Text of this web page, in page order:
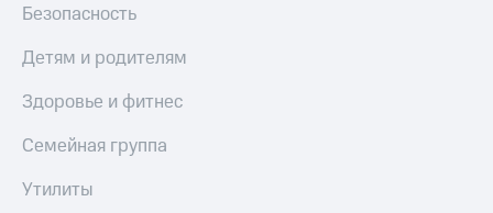
Безопасность
Детям и родителям
Здоровье и фитнес
Семейная группа
Утилиты